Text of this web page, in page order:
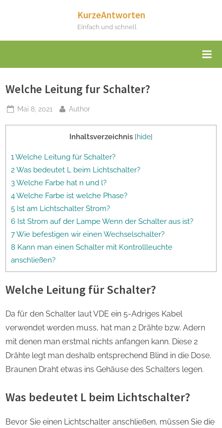
KurzeAntworten
Einfach und schnell
Welche Leitung fur Schalter?
Posted
Mai 8, 2021 By
Author
Inhaltsverzeichnis [hide]
1 Welche Leitung für Schalter?
2 Was bedeutet L beim Lichtschalter?
3 Welche Farbe hat n und l?
4 Welche Farbe ist welche Phase?
5 Ist am Lichtschalter Strom?
6 Ist Strom auf der Lampe Wenn der Schalter aus ist?
7 Wie befestigen wir einen Wechselschalter?
8 Kann man einen Schalter mit Kontrollleuchte
anschließen?
Welche Leitung für Schalter?
Da für den Schalter laut VDE ein 5-Adriges Kabel
verwendet werden muss, hat man 2 Drähte bzw. Adern
mit denen man erstmal nichts anfangen kann. Diese 2
Drähte legt man deshalb entsprechend Blind in die Dose.
Braunen Draht etwas ins Gehäuse des Schalters legen.
Was bedeutet L beim Lichtschalter?
Bevor Sie einen Lichtschalter anschließen, müssen Sie die